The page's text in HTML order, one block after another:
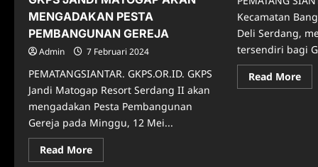
MENGADAKAN PESTA
PEMBANGUNAN GEREJA
Admin 7 Februari 2024
PEMATANGSIANTAR. GKPS.OR.ID. GKPS
Jandi Matogap Resort Serdang II akan
mengadakan Pesta Pembangunan
Gereja pada Minggu, 12 Mei...
Read MoreRead
more
Kecamatan
Deli Serdang,
tersendiri bagi
Read MoreRead